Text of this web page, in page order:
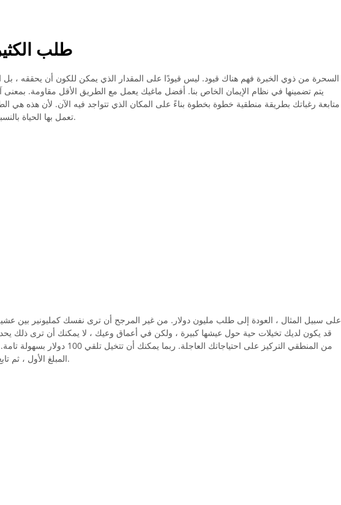
طلب
السحرة من ذوي الخبرة فهم هناك قيود. ليس قيودًا على المقدار الذي يمكن للكون أن يحققه ، بل
يتم تضمينها في نظام الإيمان الخاص بنا. أفضل ماغيك يعمل مع الطريق الأقل مقاومة.
متابعة رغباتك بطريقة منطقية خطوة بخطوة بناءً على المكان الذي تتواجد فيه الآن. لأن هذه هي
تعمل بها الحياة بالنسبة لمعظمنا.
على سبيل المثال ، العودة إلى طلب مليون دولار. من غير المرجح أن ترى نفسك كمليونير بين
قد يكون لديك تخيلات حية حول عيشها كبيرة ، ولكن في أعماق وعيك ، لا يمكنك أن ترى ذلك
من المنطقي التركيز على احتياجاتك العاجلة. ربما يمكنك أن
المبلغ الأول ، ثم تابع من هناك.